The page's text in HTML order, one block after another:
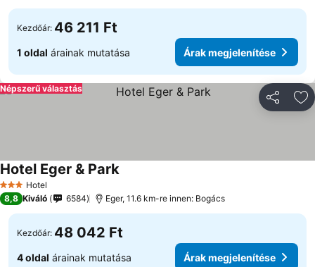
Kezdőár: 46 211 Ft
1 oldal árainak mutatása Árak megjelenítése
Népszerű választás
3 Kategória
Hotel
Hotel Eger & Park
8,8 Kiváló 6584 Eger, 11.6 km-re innen: Bogács
Kezdőár: 48 042 Ft
4 oldal árainak mutatása Árak megjelenítése